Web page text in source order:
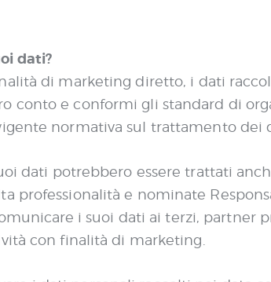
dati?
di marketing diretto, i dati
conto e conformi gli standard di
normativa sul trattamento dei
dati potrebbero essere trattati
professionalità e nominate
i suoi dati ai terzi, partner
con finalità di marketing.